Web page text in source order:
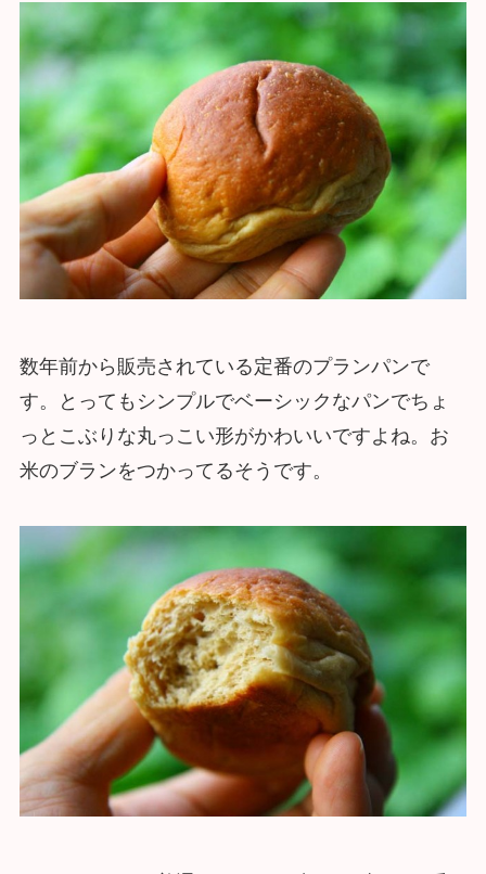
数年前から販売されている定番のプランパンで
す。とってもシンプルでベーシックなパンでちょ
っとこぶりな丸っこい形がかわいいですよね。お
米のブランをつかってるそうです。